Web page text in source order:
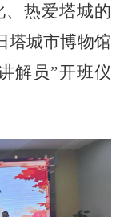
热爱塔城的
塔城市博物馆
解员”开班仪